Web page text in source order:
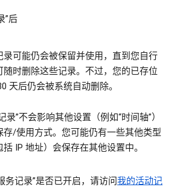
”后
录可能仍会被保留并使用，直到您自行
随时删除这些记录。不过，您的已存位
天后仍会被系统自动删除。
录”不会影响其他设置（例如“时间轴”）
存/使用方式。您可能仍有一些其他类型
IP 地址）会保存在其他设置中。
务记录”是否已开启，请访问我的活动记